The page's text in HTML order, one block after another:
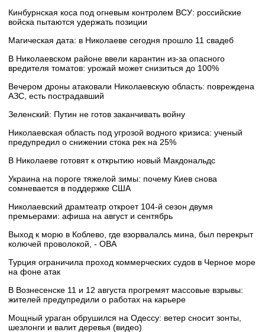
Кинбурнская коса под огневым контролем ВСУ: российские
войска пытаются удержать позиции
Магическая дата: в Николаеве сегодня прошло 11 свадеб
В Николаевском районе ввели карантин из-за опасного
вредителя томатов: урожай может снизиться до 100%
Вечером дроны атаковали Николаевскую область: повреждена
АЗС, есть пострадавший
Зеленский: Путин не готов заканчивать войну
Николаевская область под угрозой водного кризиса: ученый
предупредил о снижении стока рек на 25%
В Николаеве готовят к открытию новый Макдональдс
Украина на пороге тяжелой зимы: почему Киев снова
сомневается в поддержке США
Николаевский драмтеатр откроет 104-й сезон двумя
премьерами: афиша на август и сентябрь
Выход к морю в Коблево, где взорвалалсь мина, был перекрыт
колючей проволокой, - ОВА
Турция ограничила проход коммерческих судов в Черное море
на фоне атак
В Вознесенске 11 и 12 августа прогремят массовые взрывы:
жителей предупредили о работах на карьере
Мощный ураган обрушился на Одессу: ветер сносит зонты,
шезлонги и валит деревья (видео)